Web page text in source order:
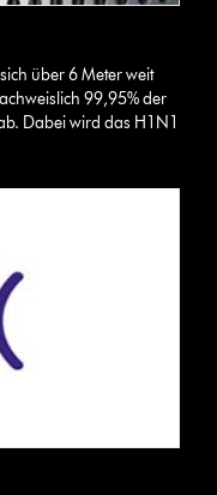
über 6 Meter weit
99,95% der
Dabei wird das H1N1